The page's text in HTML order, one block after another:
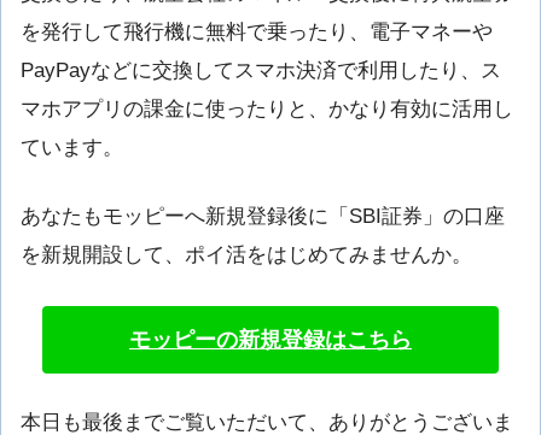
を発行して飛行機に無料で乗ったり、電子マネーや
PayPayなどに交換してスマホ決済で利用したり、ス
マホアプリの課金に使ったりと、かなり有効に活用し
ています。
あなたもモッピーへ新規登録後に「SBI証券」の口座
を新規開設して、ポイ活をはじめてみませんか。
モッピーの新規登録はこちら
本日も最後までご覧いただいて、ありがとうございま